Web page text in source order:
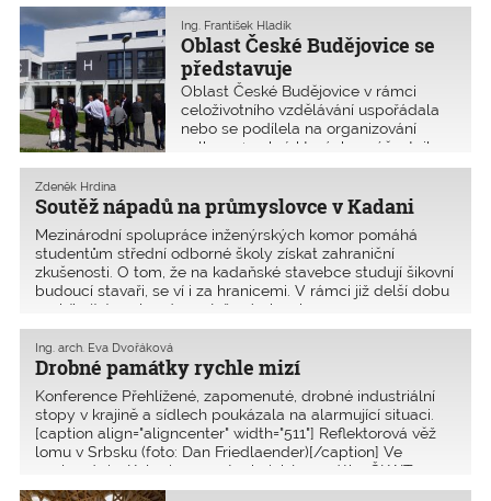
předseda ČKAIT; Ing. ­Robert Špalek, autoriz
Oblast České Budějovice se
představuje
Ing. František Hladík
Oblast České Budějovice v rámci
celoživotního vzdělávání uspořádala
nebo se podílela na organizování
celkem 49 akcí, kterých se účastnilo
1355 osob. Z toho bylo 25 seminářů
osob) a tři prezentace firem, kterých
se celkem účastnilo 382 osob.
Soutěž nápadů na průmyslovce v Kadani
Zdeněk Hrdina
Mezinárodní spolupráce inženýrských komor pomáhá
studentům střední odborné školy získat zahraniční
zkušenosti. O tom, že na kadaňské stavebce studují šikovní
budoucí stavaři, se ví i za hranicemi. V rámci již delší dobu
probíhající spolupráce s Inženýrskou ko
Drobné památky rychle mizí
Ing. arch. Eva Dvořáková
Konference Přehlížené, zapomenuté, drobné industriální
stopy v krajině a sídlech poukázala na alarmující situaci.
[caption align="aligncenter" width="511"] Reflektorová věž
lomu v Srbsku (foto: Dan Friedlaender)[/caption] Ve
spolupráci s Kolegiem pro technické památky ČKAIT